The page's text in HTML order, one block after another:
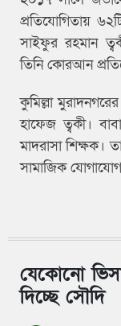
প্রতিযোগিতায়
সাইফুর রহমান
তিনি কোরআন
কুমিল্লা
হাফেজ ত্বকী।
মাদরাসা শিক্ষক।
সামাজিক
যেকোনো
দিচ্ছে সৌদি